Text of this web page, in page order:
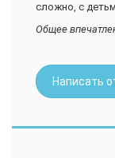
сложно, с
Общее
Написать